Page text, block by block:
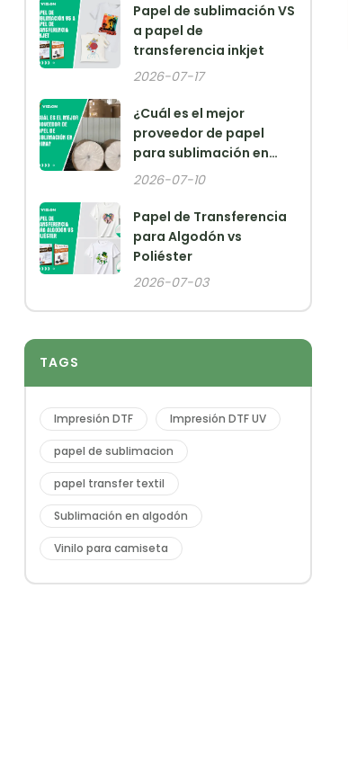
Papel de sublimación VS
a papel de
transferencia inkjet
2026-07-17
¿Cuál es el mejor
proveedor de papel
para sublimación en
China?
2026-07-10
Papel de Transferencia
para Algodón vs
Poliéster
2026-07-03
TAGS
Impresión DTF Impresión DTF UV
papel de sublimacion
papel transfer textil
Sublimación en algodón
Vinilo para camiseta